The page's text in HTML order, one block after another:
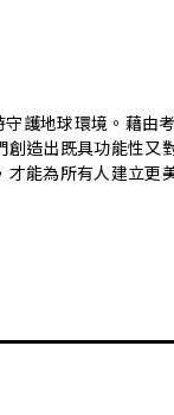
守護地球環境。藉由
創造出既具功能性又
才能為所有人建立更